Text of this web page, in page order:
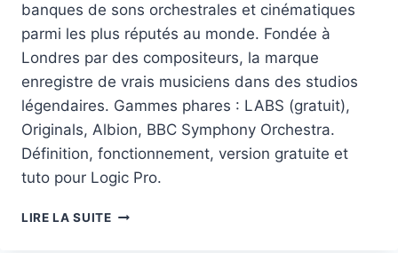
banques de sons orchestrales et cinématiques
parmi les plus réputés au monde. Fondée à
Londres par des compositeurs, la marque
enregistre de vrais musiciens dans des studios
légendaires. Gammes phares : LABS (gratuit),
Originals, Albion, BBC Symphony Orchestra.
Définition, fonctionnement, version gratuite et
tuto pour Logic Pro.
LIRE LA SUITESPITFIRE